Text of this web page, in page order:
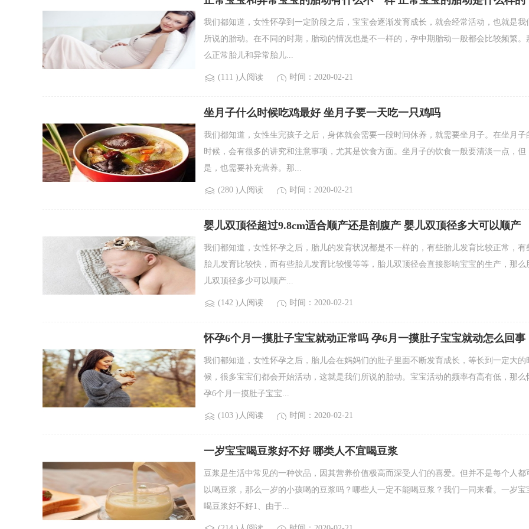
我们都知道，女性怀孕到一定阶段之后，宝宝会逐渐发育成长，就会经常活动，也就是我
所说的胎动。在不同的时期，胎动的情况也是不一样的，孕中期胎动一般都会比较频繁。
么正常胎儿和异常胎儿...
(111 )人阅读 时间：2020-02-21
坐月子什么时候吃鸡最好 坐月子要一天吃一只鸡吗
我们都知道，女性生完孩子之后，身体就会需要一段时间休养，就需要坐月子。在坐月子
时候，会有很多的讲究和注意事项，尤其是饮食方面。坐月子的饮食一般要清淡一点，但
是，也需要补充营养。那...
(280 )人阅读 时间：2020-02-21
婴儿双顶径超过9.8cm适合顺产还是剖腹产 婴儿双顶径多大可以顺产
我们都知道，女性怀孕之后，胎儿的发育状况都是不一样的，有些胎儿发育比较正常，有
胎儿发育比较快，而有些胎儿发育比较慢等等，胎儿双顶径会直接影响宝宝的生产，那么
儿双顶径多少可以顺产...
(142 )人阅读 时间：2020-02-21
怀孕6个月一摸肚子宝宝就动正常吗 孕6月一摸肚子宝宝就动怎么回事
我们都知道，女性怀孕之后，胎儿会在妈妈们的肚子里面不断发育成长，等长到一定大的
候，很多宝宝们都会开始活动，这就是我们所说的胎动。宝宝活动的频率有高有低，那么
孕6个月一摸肚子宝宝...
(103 )人阅读 时间：2020-02-21
一岁宝宝喝豆浆好不好 哪类人不宜喝豆浆
豆浆是生活中常见的一种饮品，因其营养价值极高而深受人们的喜爱。但并不是每个人都
以喝豆浆，那么一岁的小孩喝的豆浆吗？哪些人一定不能喝豆浆？我们一同来看。一岁宝
喝豆浆好不好1、由于...